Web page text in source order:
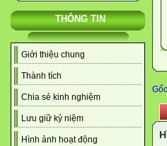
THÔNG TIN
Giới thiệu chung
Thành tích
Chia sẻ kinh nghiệm
Lưu giữ kỷ niệm
Hình ảnh hoạt động
Gốc